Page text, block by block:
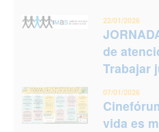
22/01/2026
de
Trabajar
07/01/2026
vida es